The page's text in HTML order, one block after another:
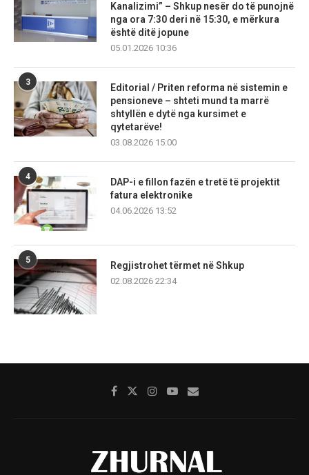
Kanalizimi” – Shkup nesër do të punojnë
nga ora 7:30 deri në 15:30, e mërkura
është ditë jopune
05.01.2026 10:36
3
Editorial / Priten reforma në sistemin e
pensioneve – shteti mund ta marrë
shtyllën e dytë nga kursimet e
qytetarëve!
03.08.2026 15:00
4
DAP-i e fillon fazën e tretë të projektit
fatura elektronike
04.06.2026 13:52
5
Regjistrohet tërmet në Shkup
02.08.2026 22:34